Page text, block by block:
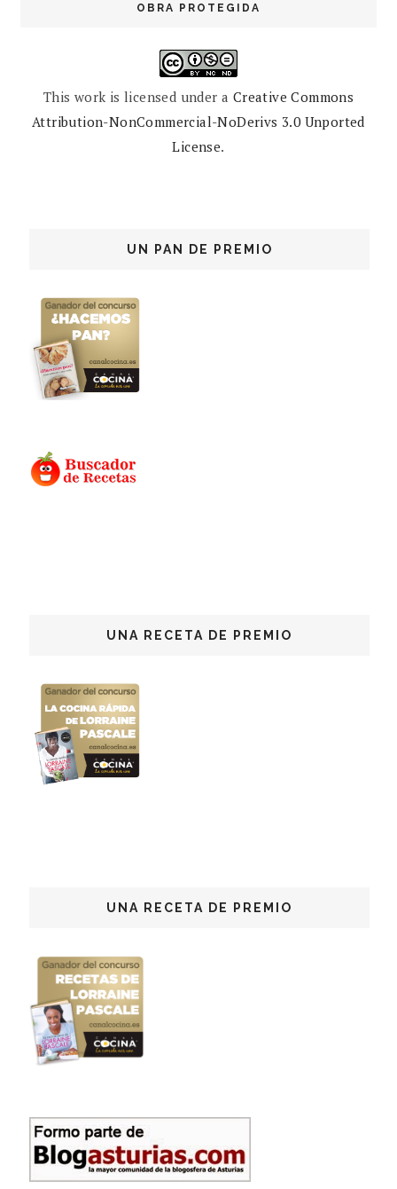
OBRA PROTEGIDA
This work is licensed under a Creative Commons
Attribution-NonCommercial-NoDerivs 3.0 Unported
License.
UN PAN DE PREMIO
UNA RECETA DE PREMIO
UNA RECETA DE PREMIO